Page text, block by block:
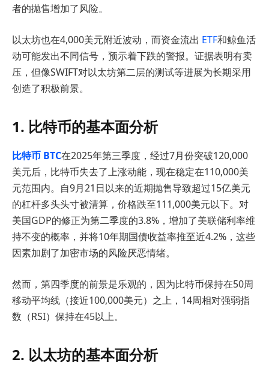
者的抛售增加了风险。
以太坊也在4,000美元附近波动，而资金流出 ETF和鲸鱼活
动可能发出不同信号，预示着下跌的警报。证据表明有卖
压，但像SWIFT对以太坊第二层的测试等进展为长期采用
创造了积极前景。
1. 比特币的基本面分析
比特币 BTC在2025年第三季度，经过7月份突破120,000
美元后，比特币失去了上涨动能，现在稳定在110,000美
元范围内。自9月21日以来的近期抛售导致超过15亿美元
的杠杆多头头寸被清算，价格跌至111,000美元以下。对
美国GDP的修正为第二季度的3.8%，增加了美联储利率维
持不变的概率，并将10年期国债收益率推至近4.2%，这些
因素加剧了加密市场的风险厌恶情绪。
然而，第四季度的前景是乐观的，因为比特币保持在50周
移动平均线（接近100,000美元）之上，14周相对强弱指
数（RSI）保持在45以上。
2. 以太坊的基本面分析